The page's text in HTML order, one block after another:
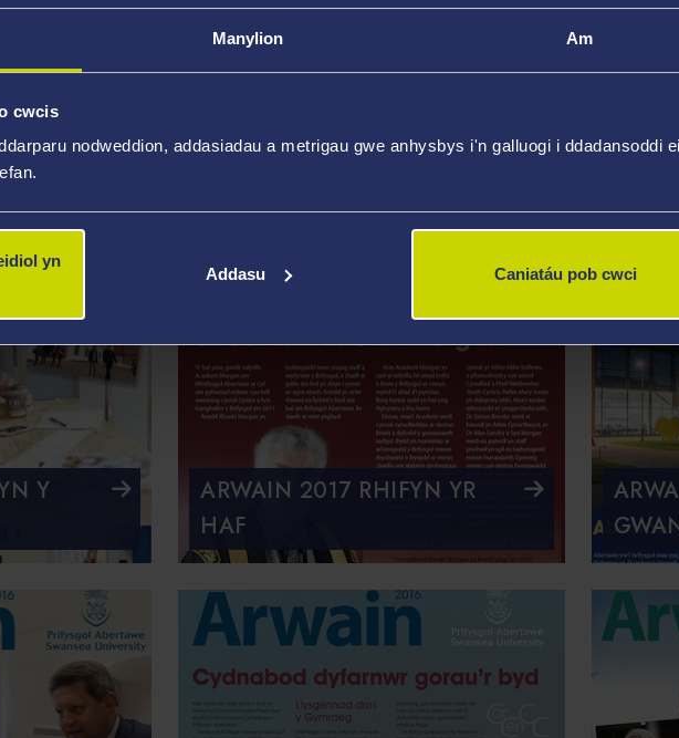
Manylion Am
cwcis
nodweddion, addasiadau a metrigau gwe anhysbys i'n galluogi i ddadansoddi
yn
Addasu Caniatáu pob cwci
YR
GWANWYN
HAF
Y
ARWAIN 2017 RHIFYN YR
HAF